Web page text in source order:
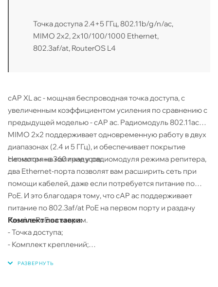
Точка доступа 2.4+5 ГГц, 802.11b/g/n/ac,
MIMO 2x2, 2x10/100/1000 Ethernet,
802.3af/at, RouterOS L4
cAP XL ac - мощная беспроводная точка доступа, с
увеличенным коэффициентом усиления по сравнению с
предыдущей моделью - cAP ac. Радиомодуль 802.11ac
MIMO 2х2 поддерживает одновременную работу в двух
диапазонах (2.4 и 5 ГГц), и обеспечивает покрытие
сигналом на 360 градусов.
Несмотря на наличие у радиомодуля режима репитера,
два Ethernet-порта позволят вам расширить сеть при
помощи кабелей, даже если потребуется питание по
PoE. И это благодаря тому, что cAP ac поддерживает
питание по 802.3af/at PoE на первом порту и раздачу
Passive PoE на втором.
Комплект поставки:
- Точка доступа;
- Комплект креплений;
- Адаптер питания 24 В, 1.2 А.